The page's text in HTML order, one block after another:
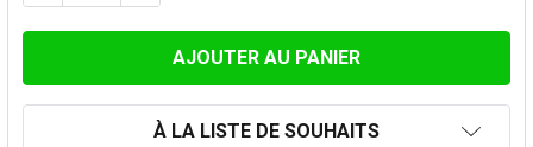
À LA LISTE DE SOUHAITS